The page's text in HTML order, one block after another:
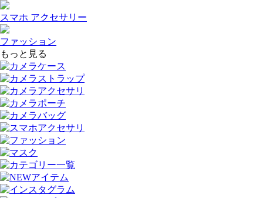
スマホ アクセサリー
ファッション
もっと見る